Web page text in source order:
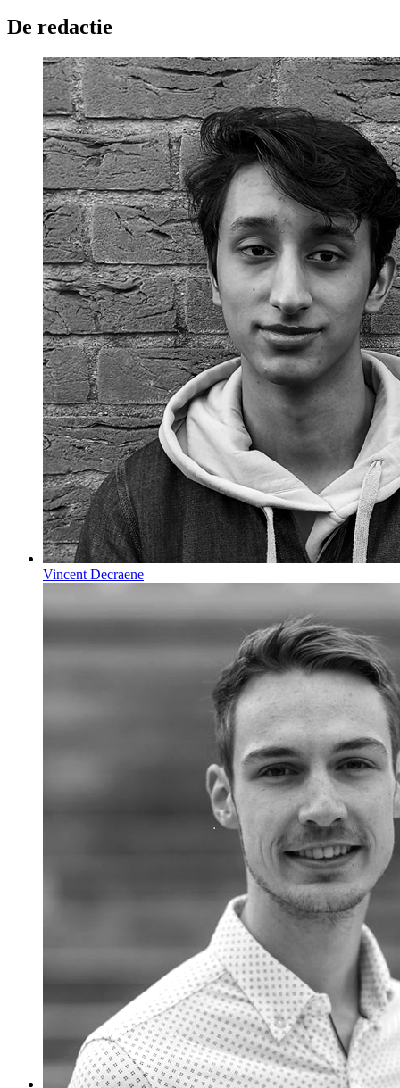
De redactie
Vincent Decraene